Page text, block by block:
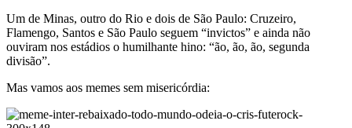
Um de Minas, outro do Rio e dois de São Paulo: Cruzeiro,
Flamengo, Santos e São Paulo seguem “invictos” e ainda não
ouviram nos estádios o humilhante hino: “ão, ão, ão, segunda
divisão”.
Mas vamos aos memes sem misericórdia: